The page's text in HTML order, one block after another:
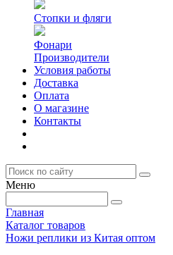
Стопки и фляги
Фонари
Производители
Условия работы
Доставка
Оплата
О магазине
Контакты
Меню
Главная
Каталог товаров
Ножи реплики из Китая оптом